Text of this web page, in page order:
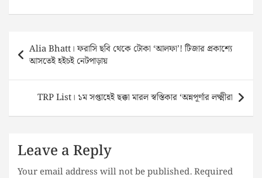
navigation
Alia Bhatt। ফরাসি ছবি থেকে টোকা ‘আলফা’! টিজার প্রকাশ্যে
আসতেই হইচই নেটপাড়ায়
TRP List। ১ম সপ্তাহেই ছক্কা মারল স্বস্তিকার ‘অন্নপূর্ণার লক্ষ্মীরা
Leave a Reply
Your email address will not be published.Required